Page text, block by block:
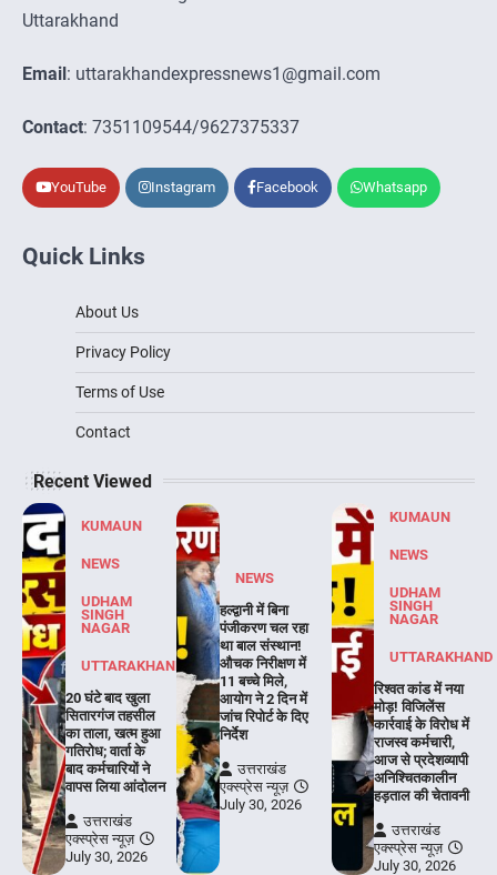
Uttarakhand
Email: uttarakhandexpressnews1@gmail.com
Contact: 7351109544/9627375337
YouTube Instagram Facebook Whatsapp
Quick Links
About Us
Privacy Policy
Terms of Use
Contact
Recent Viewed
KUMAUN
NEWS
UDHAM
SINGH
NAGAR
UTTARAKHAND
20 घंटे बाद खुला
सितारगंज तहसील
का ताला, खत्म हुआ
गतिरोध; वार्ता के
बाद कर्मचारियों ने
वापस लिया आंदोलन
उत्तराखंड
एक्स्प्रेस न्यूज़
July 30, 2026
NEWS
हल्द्वानी में बिना
पंजीकरण चल रहा
था बाल संस्थान!
औचक निरीक्षण में
11 बच्चे मिले,
आयोग ने 2 दिन में
जांच रिपोर्ट के दिए
निर्देश
उत्तराखंड
एक्स्प्रेस न्यूज़
July 30, 2026
KUMAUN
NEWS
UDHAM
SINGH
NAGAR
UTTARAKHAND
रिश्वत कांड में नया
मोड़! विजिलेंस
कार्रवाई के विरोध में
राजस्व कर्मचारी,
आज से प्रदेशव्यापी
अनिश्चितकालीन
हड़ताल की चेतावनी
उत्तराखंड
एक्स्प्रेस न्यूज़
July 30, 2026